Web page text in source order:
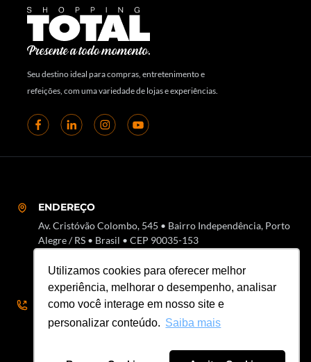
Utilizamos cookies para oferecer melhor
experiência, melhorar o desempenho, analisar
como você interage em nosso site e
personalizar conteúdo. Saiba mais
Seu destino ideal para compras, entretenimento e
refeições, com uma variedade de lojas e experiências.
ENDEREÇO
Av. Cristóvão Colombo, 545 • Bairro Independência, Porto
Alegre / RS • Brasil • CEP 90035-153
SAC
51 3018-7000 • SAC 51 3018-8000